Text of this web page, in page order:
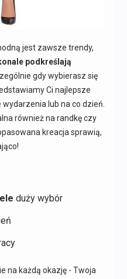
jest zawsze trendy,
podkreślają
gdy wybierasz się
Ci najlepsze
wydarzenia lub na co dzień.
również na randkę czy
kreacja sprawią,
duży wybór
na każdą okazję - Twoja